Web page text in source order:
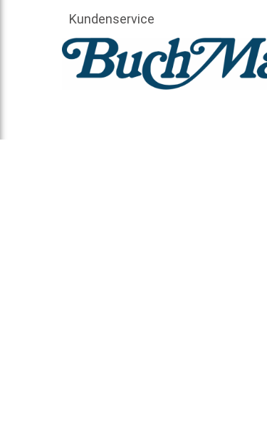
Kundenservice